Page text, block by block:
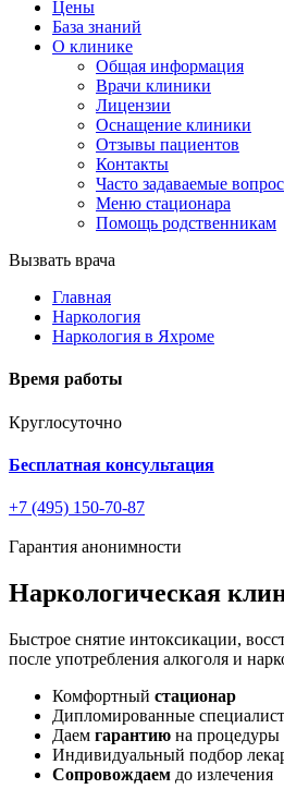
Цены
База знаний
О клинике
Общая информация
Врачи клиники
Лицензии
Оснащение клиники
Отзывы пациентов
Контакты
Часто задаваемые
Меню стационара
Помощь родственникам
Вызвать врача
Главная
Наркология
Наркология в Яхроме
Время работы
Круглосуточно
Бесплатная консультация
+7 (495) 150-70-87
Гарантия анонимности
Наркологическая
Быстрое снятие интоксикации,
после употребления алкоголя и
Комфортный стационар
Дипломированные
Даем гарантию на процедуры
Индивидуальный подбор
Сопровождаем до излечения